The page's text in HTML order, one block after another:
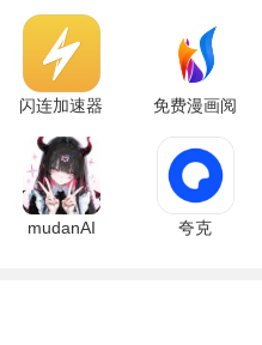
为每个家庭打造独特的居住
温馨。
足每个家庭的个性化需求，
闪连加速器
1.1 安卓版
免费漫画阅
站老版本
1.1.110 安
卓版
mudanAI
夸克